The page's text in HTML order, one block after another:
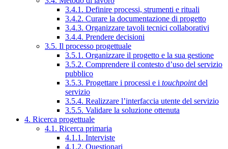
3.4.1. Definire processi, strumenti e rituali
3.4.2. Curare la documentazione di progetto
3.4.3. Organizzare tavoli tecnici collaborativi
3.4.4. Prendere decisioni
3.5. Il processo progettuale
3.5.1. Organizzare il progetto e la sua gestione
3.5.2. Comprendere il contesto d’uso del servizio
pubblico
3.5.3. Progettare i processi e i touchpointdel
servizio
3.5.4. Realizzare l’interfaccia utente del servizio
3.5.5. Validare la soluzione ottenuta
4. Ricerca progettuale
4.1. Ricerca primaria
4.1.1. Interviste
4.1.2. Questionari